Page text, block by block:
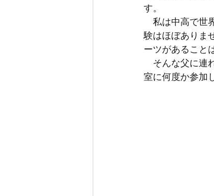
す。
私は中高で世
験はほぼありま
ーツがあること
そんな父に連
室に何度か参加